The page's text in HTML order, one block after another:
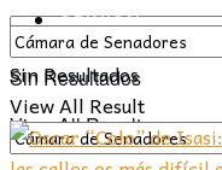
Sin Resultados
View All Result
OPINIÓN
Sin Resultados
View All Result